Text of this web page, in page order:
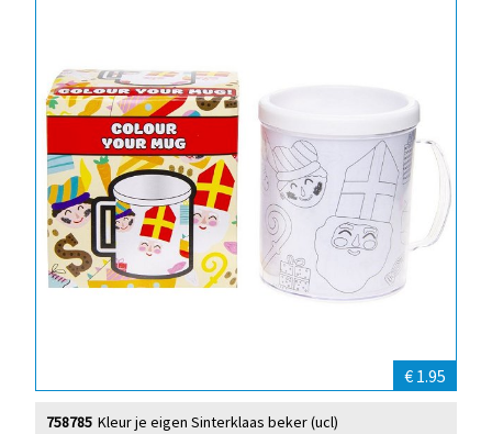
€ 1.95
Kleur je eigen Sinterklaas beker (ucl)
758785